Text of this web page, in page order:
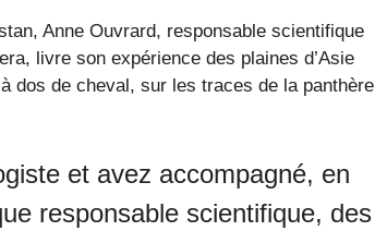
Anne Ouvrard, responsable scientifique
livre son expérience des plaines d’Asie
dos de cheval, sur les traces de la panthère
et avez accompagné, en
responsable scientifique, des